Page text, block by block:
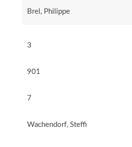
Brel, Philippe
3
901
7
Wachendorf, Steffi